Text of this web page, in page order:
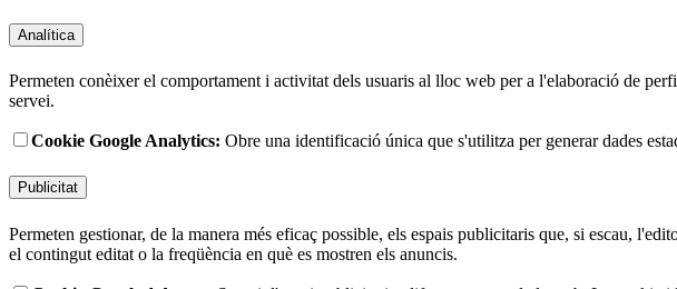
Analítica
Permeten conèixer el comportament i activitat dels usuaris al lloc web per a l'elaboració de
servei.
Cookie Google Analytics: Obre una identificació única que s'utilitza per generar dades
Publicitat
Permeten gestionar, de la manera més eficaç possible, els espais publicitaris que, si escau,
el contingut editat o la freqüència en què es mostren els anuncis.